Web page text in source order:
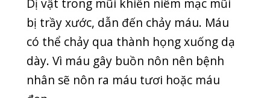
Tăng huyết áp
Tăng huyết áp là một trong những
nguyên nhân gây ra hiện tượng chảy
máu cam ở người lớn tuổi. Huyết áp